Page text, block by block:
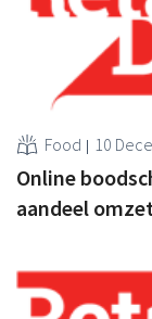
Food 10
Online
aandeel omzet